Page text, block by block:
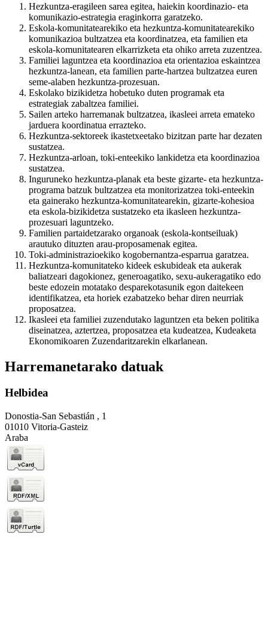
Hezkuntza-eragileen sarea egitea, haiekin koordinazio- eta
komunikazio-estrategia eraginkorra garatzeko.
Eskola-komunitatearekiko eta hezkuntza-komunitatearekiko
komunikazioa bultzatzea eta koordinatzea, eta familien eta
eskola-komunitatearen elkarrizketa eta ohiko arreta zuzentzea.
Familiei laguntzea eta koordinazioa eta orientazioa eskaintzea
hezkuntza-lanean, eta familien parte-hartzea bultzatzea euren
seme-alaben hezkuntza-prozesuan.
Eskolako bizikidetza hobetuko duten programak eta
estrategiak zabaltzea familiei.
Sailen arteko harremanak bultzatzea, ikasleei arreta emateko
jarduera koordinatua errazteko.
Hezkuntza-sektoreek ikastetxeetako bizitzan parte har dezaten
sustatzea.
Hezkuntza-arloan, toki-enteekiko lankidetza eta koordinazioa
sustatzea.
Inguruneko hezkuntza-planak eta beste gizarte- eta hezkuntza-
programa batzuk bultzatzea eta monitorizatzea toki-enteekin
eta gainerako hezkuntza-komunitatearekin, gizarte-kohesioa
eta eskola-bizikidetza sustatzeko eta ikasleen hezkuntza-
prozesuari laguntzeko.
Familien partaidetzarako organoak (eskola-kontseiluak)
arautuko dituzten arau-proposamenak egitea.
Toki-administrazioekiko kogobernantza-esparrua garatzea.
Hezkuntza-komunitateko kideek eskubideak eta aukerak
baliatzeari dagokionez, generoagatiko, sexu-aukeragatiko edo
beste edozein motatako desparekotasunik egon daitekeen
identifikatzea, eta horiek ezabatzeko behar diren neurriak
proposatzea.
Ikasleei eta familiei zuzendutako laguntzen eta beken politika
diseinatzea, aztertzea, proposatzea eta kudeatzea, Kudeaketa
Ekonomikoaren Zuzendaritzarekin elkarlanean.
Harremanetarako datuak
Helbidea
Donostia-San Sebastián , 1
01010 Vitoria-Gasteiz
Araba